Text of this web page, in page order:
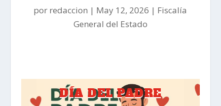
por redaccion May 12, 2026
Fiscalía
General del Estado
DÍA DEL PADRE